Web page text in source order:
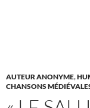
AUTEUR ANONYME,
CHANSONS